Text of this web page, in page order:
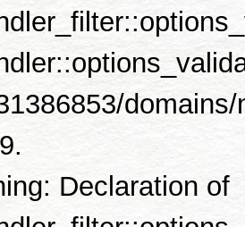
Declaration of